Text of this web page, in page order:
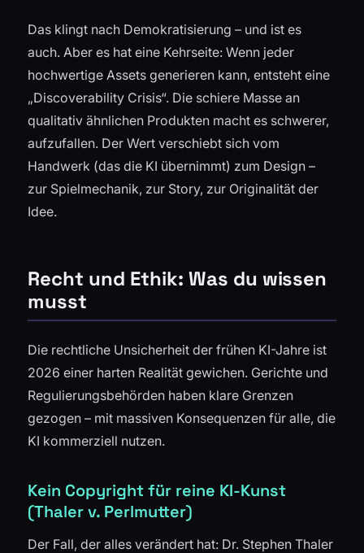
Das klingt nach Demokratisierung – und ist es
auch. Aber es hat eine Kehrseite: Wenn jeder
hochwertige Assets generieren kann, entsteht eine
„Discoverability Crisis“. Die schiere Masse an
qualitativ ähnlichen Produkten macht es schwerer,
aufzufallen. Der Wert verschiebt sich vom
Handwerk (das die KI übernimmt) zum Design –
zur Spielmechanik, zur Story, zur Originalität der
Idee.
Recht und Ethik: Was du wissen
musst
Die rechtliche Unsicherheit der frühen KI-Jahre ist
2026 einer harten Realität gewichen. Gerichte und
Regulierungsbehörden haben klare Grenzen
gezogen – mit massiven Konsequenzen für alle, die
KI kommerziell nutzen.
Kein Copyright für reine KI-Kunst
(Thaler v. Perlmutter)
Der Fall, der alles verändert hat: Dr. Stephen Thaler